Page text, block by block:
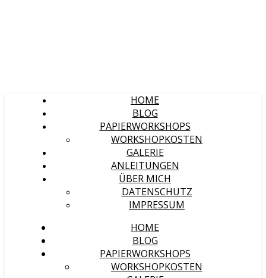
HOME
BLOG
PAPIERWORKSHOPS
WORKSHOPKOSTEN
GALERIE
ANLEITUNGEN
ÜBER MICH
DATENSCHUTZ
IMPRESSUM
HOME
BLOG
PAPIERWORKSHOPS
WORKSHOPKOSTEN